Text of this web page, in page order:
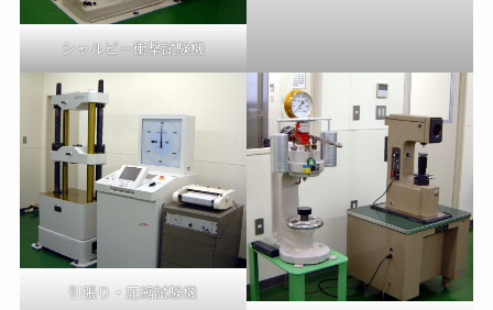
シャルピー衝撃試験機
引張り・圧縮試験機